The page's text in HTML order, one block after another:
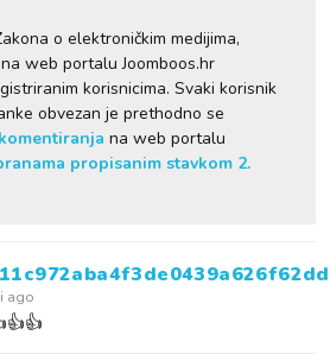
o elektroničkim medijima,
web portalu Joomboos.hr
korisnicima. Svaki korisnik
obvezan je prethodno se
na web portalu
propisanim stavkom 2.
ago